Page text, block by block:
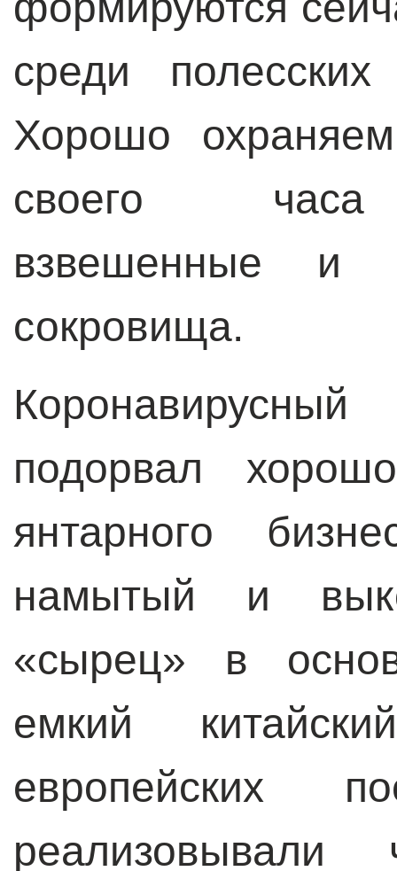
среди
Хорошо
своего часа
взвешенные и
сокровища.
подорвал
янтарного
намытый и
«сырец» в
емкий
европейских